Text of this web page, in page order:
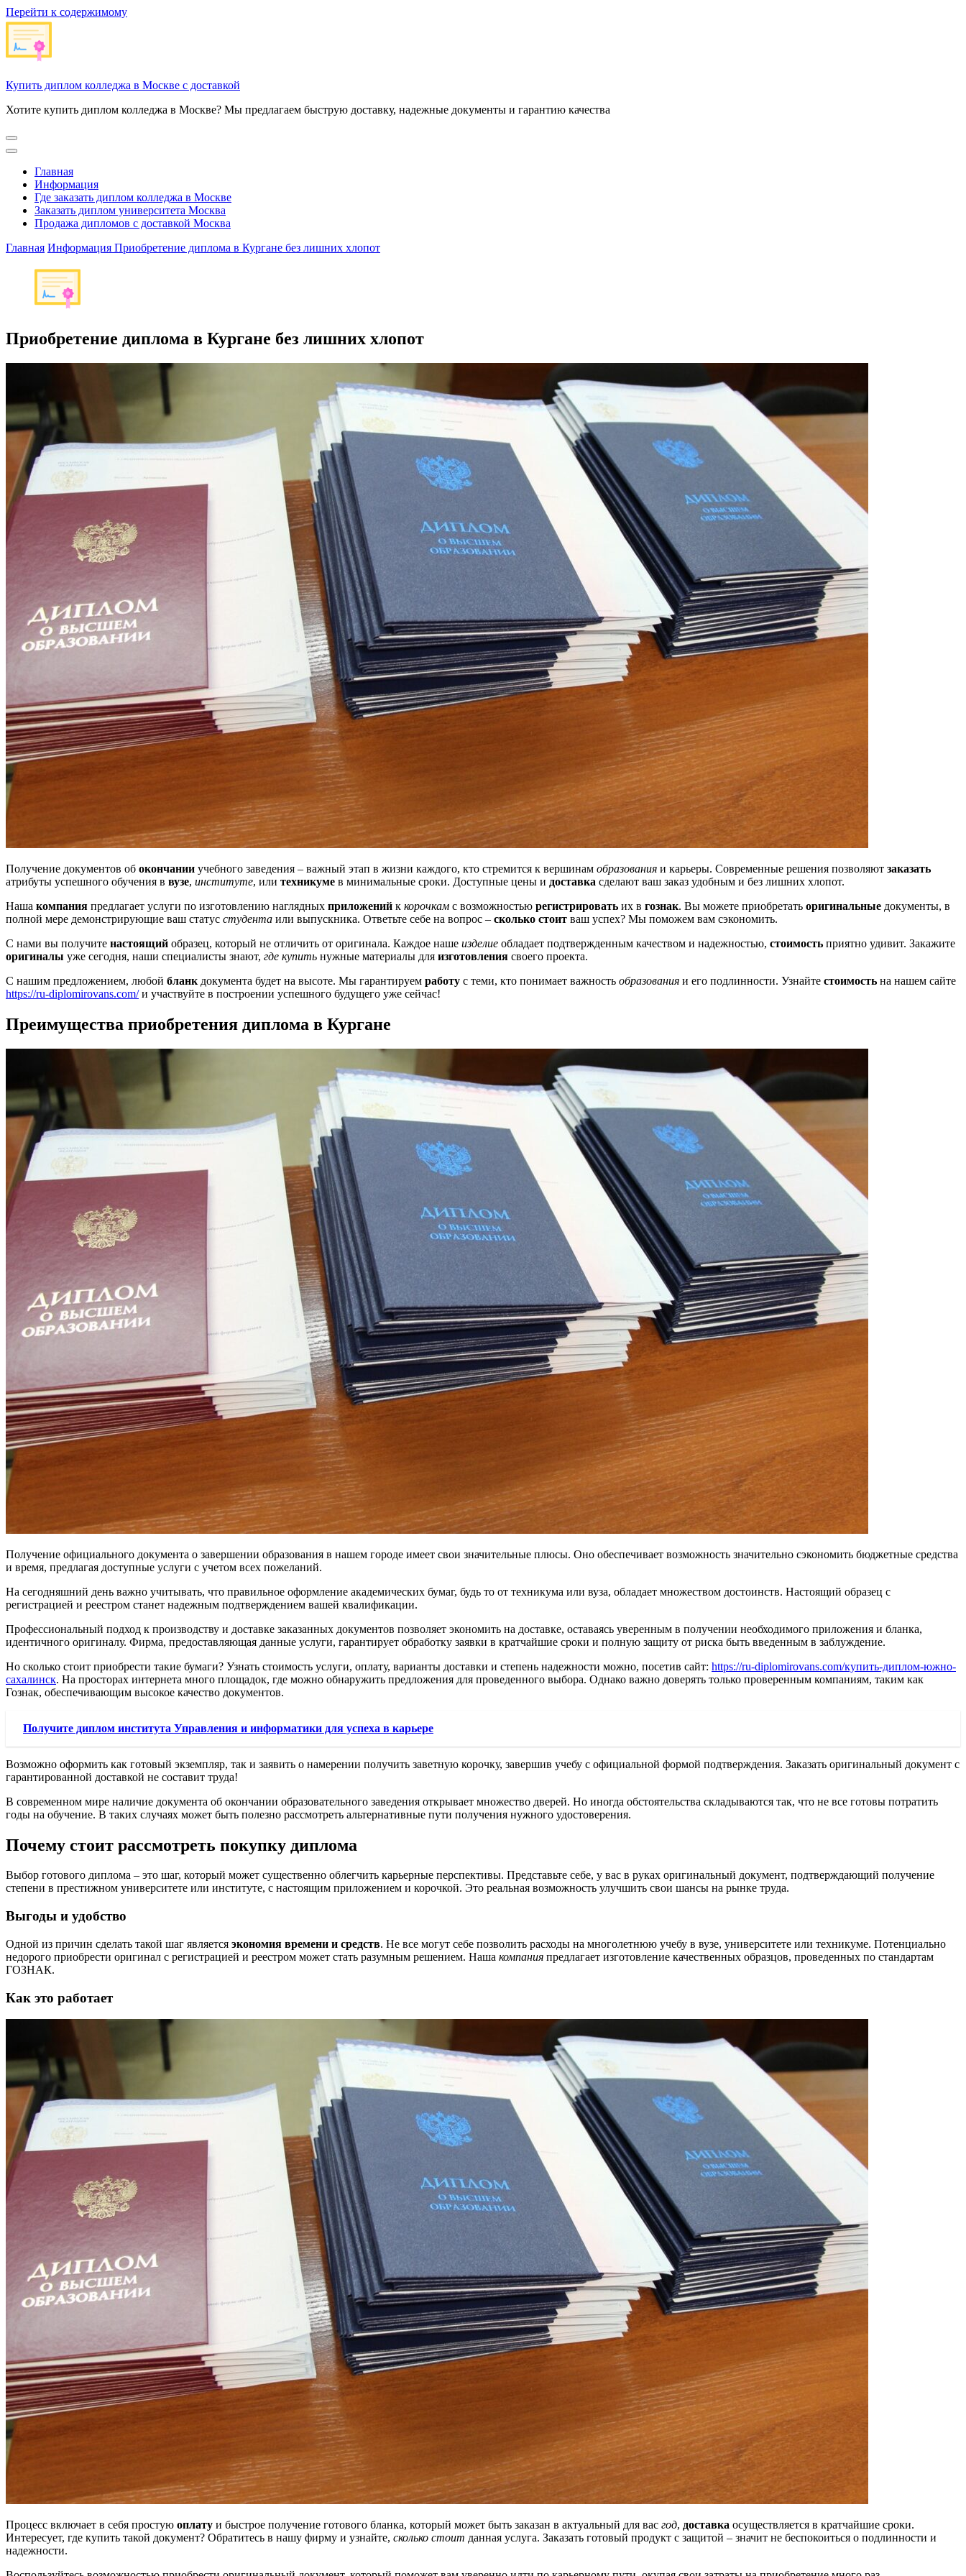
Перейти к содержимому
Купить диплом колледжа в Москве с доставкой
Хотите купить диплом колледжа в Москве? Мы предлагаем быструю доставку, надежные документы и гарантию качества
Главная
Информация
Где заказать диплом колледжа в Москве
Заказать диплом университета Москва
Продажа дипломов с доставкой Москва
Главная Информация Приобретение диплома в Кургане без лишних хлопот
Приобретение диплома в Кургане без лишних хлопот
Получение документов об окончании учебного заведения – важный этап в жизни каждого, кто стремится к вершинам образования и карьеры. Современные решения позволяют заказать
атрибуты успешного обучения в вузе, институте, или техникуме в минимальные сроки. Доступные цены и доставка сделают ваш заказ удобным и без лишних хлопот.
Наша компания предлагает услуги по изготовлению наглядных приложений к корочкам с возможностью регистрировать их в гознак. Вы можете приобретать оригинальные документы, в
полной мере демонстрирующие ваш статус студента или выпускника. Ответьте себе на вопрос – сколько стоит ваш успех? Мы поможем вам сэкономить.
С нами вы получите настоящий образец, который не отличить от оригинала. Каждое наше изделие обладает подтвержденным качеством и надежностью, стоимость приятно удивит. Закажите
оригиналы уже сегодня, наши специалисты знают, где купить нужные материалы для изготовления своего проекта.
С нашим предложением, любой бланк документа будет на высоте. Мы гарантируем работу с теми, кто понимает важность образования и его подлинности. Узнайте стоимость на нашем сайте
https://ru-diplomirovans.com/и участвуйте в построении успешного будущего уже сейчас!
Преимущества приобретения диплома в Кургане
Получение официального документа о завершении образования в нашем городе имеет свои значительные плюсы. Оно обеспечивает возможность значительно сэкономить бюджетные средства
и время, предлагая доступные услуги с учетом всех пожеланий.
На сегодняшний день важно учитывать, что правильное оформление академических бумаг, будь то от техникума или вуза, обладает множеством достоинств. Настоящий образец с
регистрацией и реестром станет надежным подтверждением вашей квалификации.
Профессиональный подход к производству и доставке заказанных документов позволяет экономить на доставке, оставаясь уверенным в получении необходимого приложения и бланка,
идентичного оригиналу. Фирма, предоставляющая данные услуги, гарантирует обработку заявки в кратчайшие сроки и полную защиту от риска быть введенным в заблуждение.
Но сколько стоит приобрести такие бумаги? Узнать стоимость услуги, оплату, варианты доставки и степень надежности можно, посетив сайт: https://ru-diplomirovans.com/купить-диплом-южно-
сахалинск. На просторах интернета много площадок, где можно обнаружить предложения для проведенного выбора. Однако важно доверять только проверенным компаниям, таким как
Гознак, обеспечивающим высокое качество документов.
Получите диплом института Управления и информатики для успеха в карьере
Возможно оформить как готовый экземпляр, так и заявить о намерении получить заветную корочку, завершив учебу с официальной формой подтверждения. Заказать оригинальный документ с
гарантированной доставкой не составит труда!
В современном мире наличие документа об окончании образовательного заведения открывает множество дверей. Но иногда обстоятельства складываются так, что не все готовы потратить
годы на обучение. В таких случаях может быть полезно рассмотреть альтернативные пути получения нужного удостоверения.
Почему стоит рассмотреть покупку диплома
Выбор готового диплома – это шаг, который может существенно облегчить карьерные перспективы. Представьте себе, у вас в руках оригинальный документ, подтверждающий получение
степени в престижном университете или институте, с настоящим приложением и корочкой. Это реальная возможность улучшить свои шансы на рынке труда.
Выгоды и удобство
Одной из причин сделать такой шаг является экономия времени и средств. Не все могут себе позволить расходы на многолетнюю учебу в вузе, университете или техникуме. Потенциально
недорого приобрести оригинал с регистрацией и реестром может стать разумным решением. Наша компания предлагает изготовление качественных образцов, проведенных по стандартам
ГОЗНАК.
Как это работает
Процесс включает в себя простую оплату и быстрое получение готового бланка, который может быть заказан в актуальный для вас год, доставка осуществляется в кратчайшие сроки.
Интересует, где купить такой документ? Обратитесь в нашу фирму и узнайте, сколько стоит данная услуга. Заказать готовый продукт с защитой – значит не беспокоиться о подлинности и
надежности.